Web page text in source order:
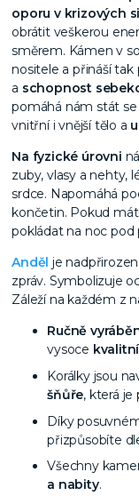
oporu v krizových
obrátit veškerou
směrem. Kámen v
nositele a přináší
a schopnost
pomáhá nám stát
vnitřní i vnější tělo a
Na fyzické úrovni
zuby, vlasy a nehty,
srdce. Napomáhá
končetin. Pokud
pokládat na noc pod
Anděl je
zpráv. Symbolizuje
Záleží na každém z
Ručně
vysoce
Korálky jsou
šňůře, která je
Díky
přizpůsobíte
Všechny
a nabity.